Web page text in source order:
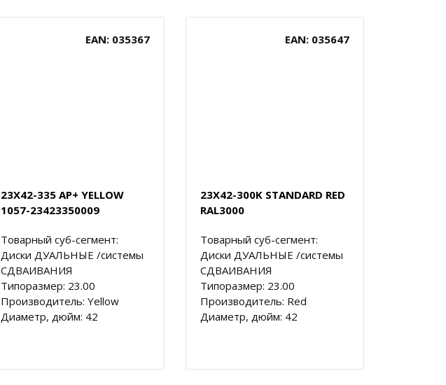
EAN: 035367
23X42-335 AP+ YELLOW
1057-23423350009
Товарный суб-сегмент:
Диски ДУАЛЬНЫЕ /системы
СДВАИВАНИЯ
Типоразмер: 23.00
Производитель: Yellow
Диаметр, дюйм: 42
EAN: 035647
23X42-300K STANDARD RED
RAL3000
Товарный суб-сегмент:
Диски ДУАЛЬНЫЕ /системы
СДВАИВАНИЯ
Типоразмер: 23.00
Производитель: Red
Диаметр, дюйм: 42